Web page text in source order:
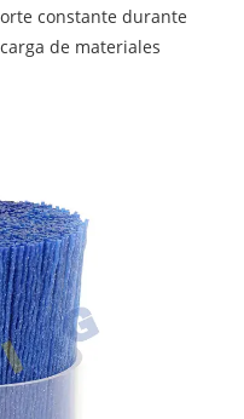
constante durante
de materiales